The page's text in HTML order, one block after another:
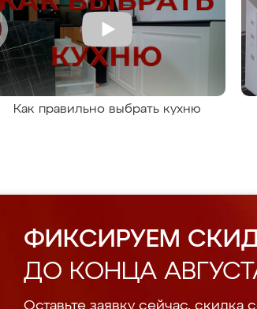
Как правильно выбрать кухню
ФИКСИРУЕМ
ДО КОНЦА
Оставьте заявку сейчас, скидка